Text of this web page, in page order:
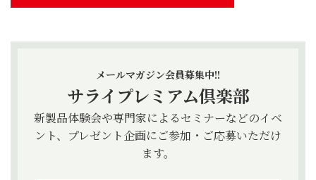
メールマガジン会員募集中!!
サライプレミアム倶楽部
新製品体験会や専門家によるセミナーなどのイベ
ント、プレゼント企画にご参加・ご応募いただけ
ます。